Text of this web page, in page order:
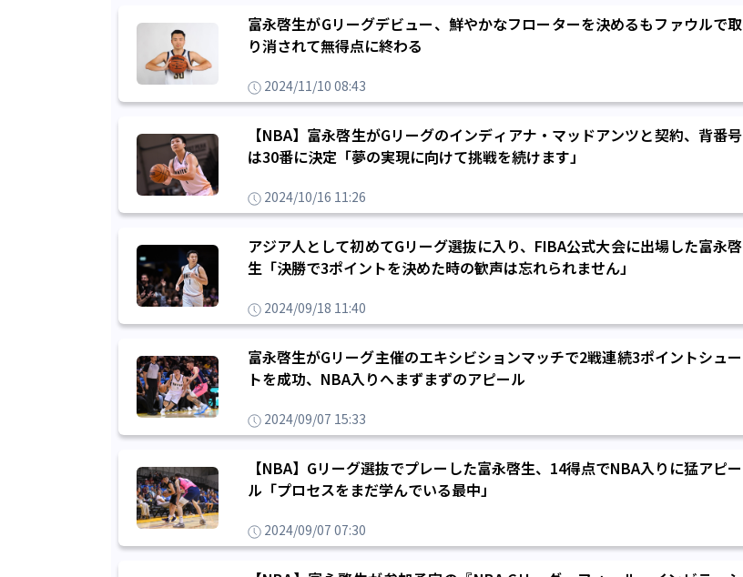
富永啓生がGリーグデビュー、鮮やかなフローターを決めるもファウルで取
り消されて無得点に終わる
2024/11/10 08:43
【NBA】富永啓生がGリーグのインディアナ・マッドアンツと契約、背番号
は30番に決定「夢の実現に向けて挑戦を続けます」
2024/10/16 11:26
アジア人として初めてGリーグ選抜に入り、FIBA公式大会に出場した富永啓
生「決勝で3ポイントを決めた時の歓声は忘れられません」
2024/09/18 11:40
富永啓生がGリーグ主催のエキシビションマッチで2戦連続3ポイントシュー
トを成功、NBA入りへまずまずのアピール
2024/09/07 15:33
【NBA】Gリーグ選抜でプレーした富永啓生、14得点でNBA入りに猛アピー
ル「プロセスをまだ学んでいる最中」
2024/09/07 07:30